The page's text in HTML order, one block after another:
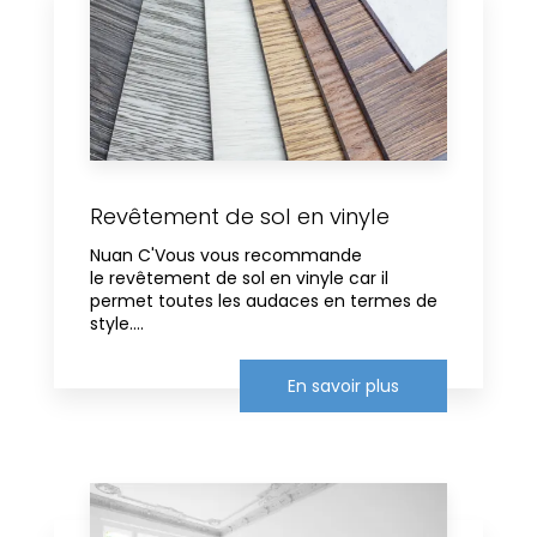
Revêtement de sol en vinyle
Nuan C'Vous vous recommande
le revêtement de sol en vinyle car il
permet toutes les audaces en termes de
style....
En savoir plus